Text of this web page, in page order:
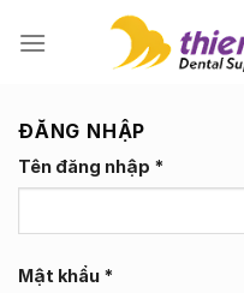
ĐĂNG NHẬP
Tên đăng nhập *
Mật khẩu *